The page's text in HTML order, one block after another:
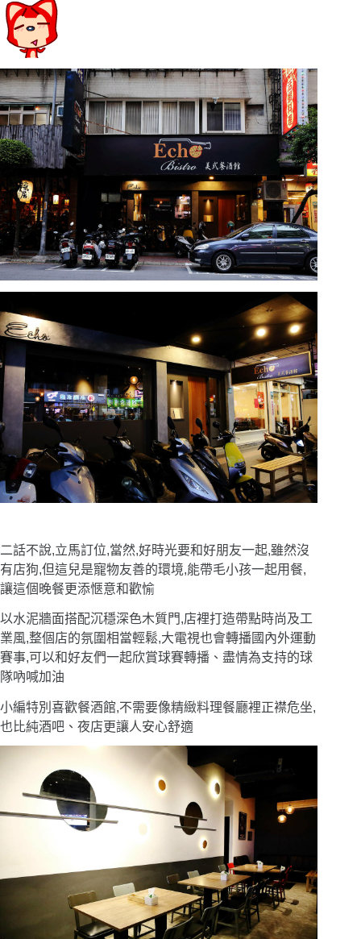
二話不說,立馬訂位,當然,好時光要和好朋友一起,雖然沒
有店狗,但這兒是寵物友善的環境,能帶毛小孩一起用餐,
讓這個晚餐更添愜意和歡愉
以水泥牆面搭配沉穩深色木質門,店裡打造帶點時尚及工
業風,整個店的氛圍相當輕鬆,大電視也會轉播國內外運動
賽事,可以和好友們一起欣賞球賽轉播、盡情為支持的球
隊吶喊加油
小編特別喜歡餐酒館,不需要像精緻料理餐廳裡正襟危坐,
也比純酒吧、夜店更讓人安心舒適